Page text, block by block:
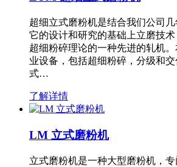
超细立式磨粉机是结合我们公司几
它的设计和研究的基础上立磨技
超细粉碎理论的一种先进的轧机
业设备，包括超细粉碎，分级和
式…
了解详情
LM 立式磨粉机
立式磨粉机是一种大型磨粉机，